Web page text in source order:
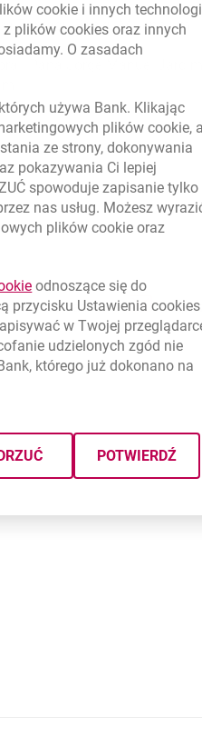
Zarządu Banku Millennium.
Pana Jorge Manuel Jardim
lub bankomatotwiera się
cookie i innych
z plikówcookies oraz innych
O zasadach
w nowym oknie
używa Bank. Klikając
plikówcookie, a
ze strony, dokonywania
pokazywania Ci lepiej
spowoduje zapisanie tylko
nas usług. Możesz
plikówcookie oraz
link otwiera się w nowym
odnoszące się do
przycisku Ustawieniacookies
w Twojej
udzielonych zgód nie
którego już dokonano na
POTWIERDŹ